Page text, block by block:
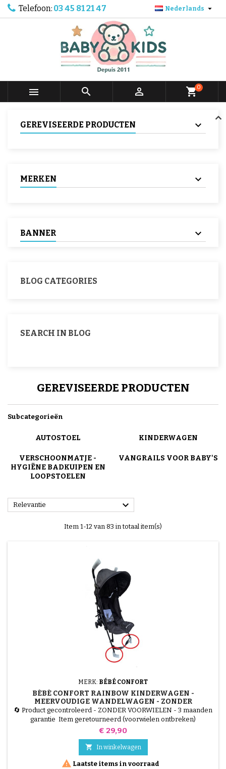
Telefoon: 03 45 81 21 47 Nederlands 
   shopping_cart0
GEREVISEERDE PRODUCTEN
MERKEN
BANNER
BLOG CATEGORIES
SEARCH IN BLOG
GEREVISEERDE PRODUCTEN
Subcategorieën
AUTOSTOEL KINDERWAGEN
VERSCHOONMATJE -
HYGIËNE BADKUIPEN EN
LOOPSTOELEN
VANGRAILS VOOR BABY'S
Relevantie 
Item 1-12 van 83 in totaal item(s)
MERK: BÉBÉ CONFORT
BÉBÉ CONFORT RAINBOW KINDERWAGEN -
MEERVOUDIGE WANDELWAGEN - ZONDER
VOORWIELEN - 6 MAANDEN TOT 4 JAAR - MINERAAL
GRAFIET
🔄 Product gecontroleerd - ZONDER VOORWIELEN - 3 maanden
garantie Item geretourneerd (voorwielen ontbreken)
Bébéconfort Rainbow kinderwagen, lichtgewicht, compact en
(tot 22 kg). Wordt verkocht zonder voorwielen, ideaal voor
hergebruik of onderdelen. Kleur Mineral Graphite (grijs).
Prijs
€ 29,90
 In winkelwagen
 Laatste items in voorraad